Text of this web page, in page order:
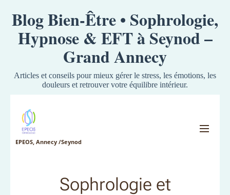
Blog Bien-Être • Sophrologie,
Hypnose & EFT à Seynod –
Grand Annecy
Articles et conseils pour mieux gérer le stress, les émotions, les
douleurs et retrouver votre équilibre intérieur.
EPEOS, Annecy /Seynod
Sophrologie et